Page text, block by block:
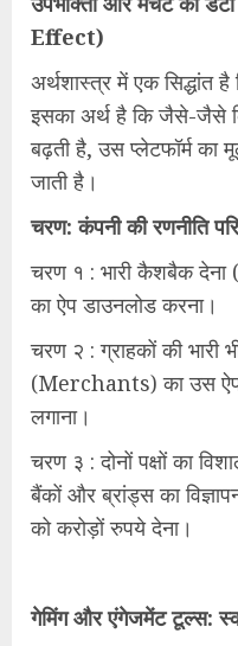
Effect)
अर्थशास्त्र में एक सिद्धांत
इसका अर्थ है कि जैसे-जैसे
बढ़ती है, उस प्लेटफॉर्म
जाती है।
चरण: कंपनी की रणनीति
चरण १ : भारी कैशबैक देना
का ऐप डाउनलोड करना।
चरण २ : ग्राहकों की भारी
(Merchants) का उस
लगाना।
चरण ३ : दोनों पक्षों का
बैंकों और ब्रांड्स का
को करोड़ों रुपये देना।
गेमिंग और एंगेजमेंट टूल्स: